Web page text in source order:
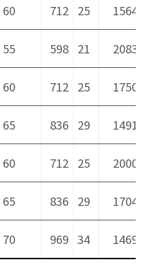
60 712 25 1564
55 598 21 2083
60 712 25 1750
65 836 29 1491
60 712 25 2000
65 836 29 1704
70 969 34 1469